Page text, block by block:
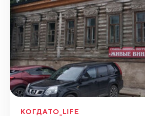
КОГДАТО_LIFE